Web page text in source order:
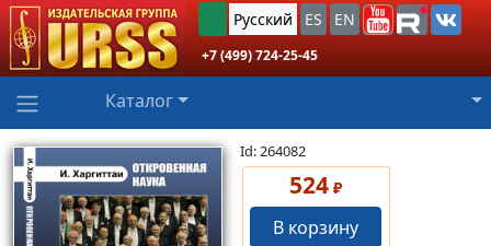
Русский ES EN
+7 (499) 724-25-45
Каталог
Id: 264082
524 ₽
В корзину